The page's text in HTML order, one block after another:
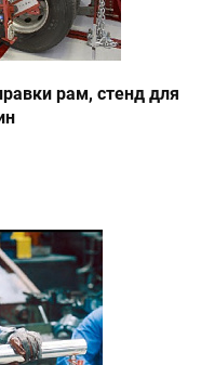
рам, стенд для